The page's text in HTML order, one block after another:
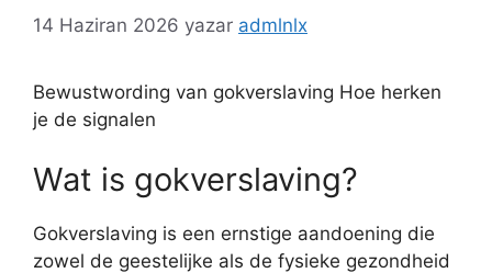
14 Haziran 2026 yazar admlnlx
Bewustwording van gokverslaving Hoe herken
je de signalen
Wat is gokverslaving?
Gokverslaving is een ernstige aandoening die
zowel de geestelijke als de fysieke gezondheid